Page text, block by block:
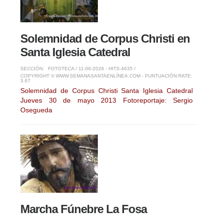
Solemnidad de Corpus Christi en
Santa Iglesia Catedral
SECCIÓN: FOTOTECA / 11-06-2026 - HITS:4635 /
COPYRIGHT © WWW.SEMANASANTAENLÍNEA.COM - PUNTUACIÓN:RATE:
3.67
Solemnidad de Corpus Christi Santa Iglesia Catedral
Jueves 30 de mayo 2013 Fotoreportaje: Sergio
Osegueda
Marcha Fúnebre La Fosa